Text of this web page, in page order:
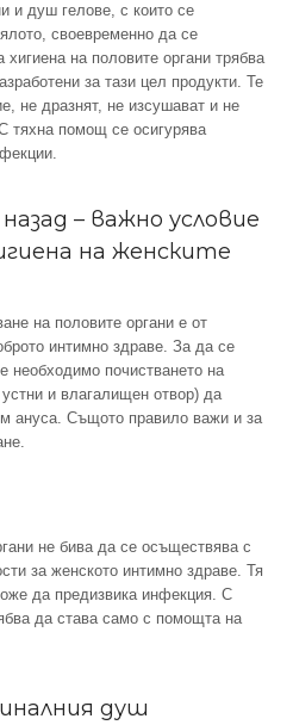
и душ гелове, с които се
своевременно да се
на половите органи трябва
за тази цел продукти. Те
не дразнят, не изсушават и не
тяхна помощ се осигурява
– важно условие
на женските
на половите органи е от
интимно здраве. За да се
необходимо почистването на
и влагалищен отвор) да
ануса. Същото правило важи и за
не бива да се осъществява с
за женското интимно здраве. Тя
да предизвика инфекция. С
да става само с помощта на
душ